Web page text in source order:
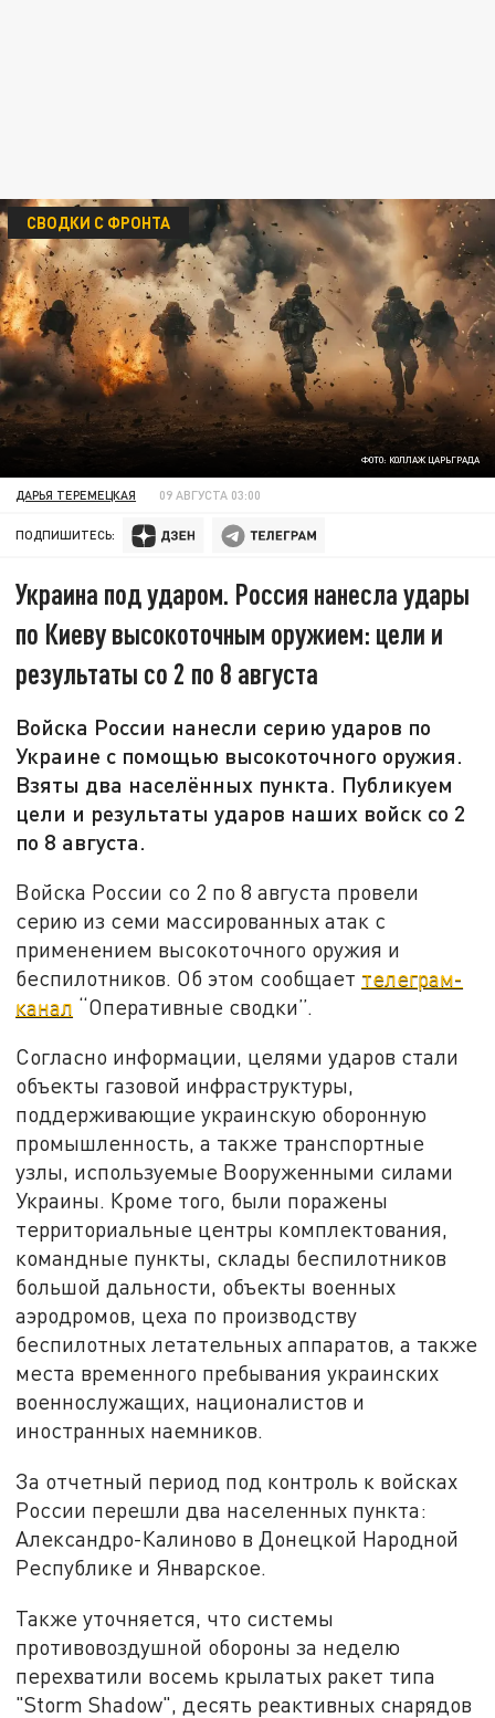
ФОТО: КОЛЛАЖ ЦАРЬГРАДА
СВОДКИ С ФРОНТА
ДАРЬЯ ТЕРЕМЕЦКАЯ 09 АВГУСТА 03:00
ПОДПИШИТЕСЬ:
Украина под ударом. Россия нанесла удары
по Киеву высокоточным оружием: цели и
результаты со 2 по 8 августа
Войска России нанесли серию ударов по
Украине с помощью высокоточного оружия.
Взяты два населённых пункта. Публикуем
цели и результаты ударов наших войск со 2
по 8 августа.
Войска России со 2 по 8 августа провели
серию из семи массированных атак с
применением высокоточного оружия и
беспилотников. Об этом сообщает телеграм-
канал “Оперативные сводки”.
Согласно информации, целями ударов стали
объекты газовой инфраструктуры,
поддерживающие украинскую оборонную
промышленность, а также транспортные
узлы, используемые Вооруженными силами
Украины. Кроме того, были поражены
территориальные центры комплектования,
командные пункты, склады беспилотников
большой дальности, объекты военных
аэродромов, цеха по производству
беспилотных летательных аппаратов, а также
места временного пребывания украинских
военнослужащих, националистов и
иностранных наемников.
За отчетный период под контроль к войсках
России перешли два населенных пункта:
Александро-Калиново в Донецкой Народной
Республике и Январское.
Также уточняется, что системы
противовоздушной обороны за неделю
перехватили восемь крылатых ракет типа
"Storm Shadow", десять реактивных снарядов